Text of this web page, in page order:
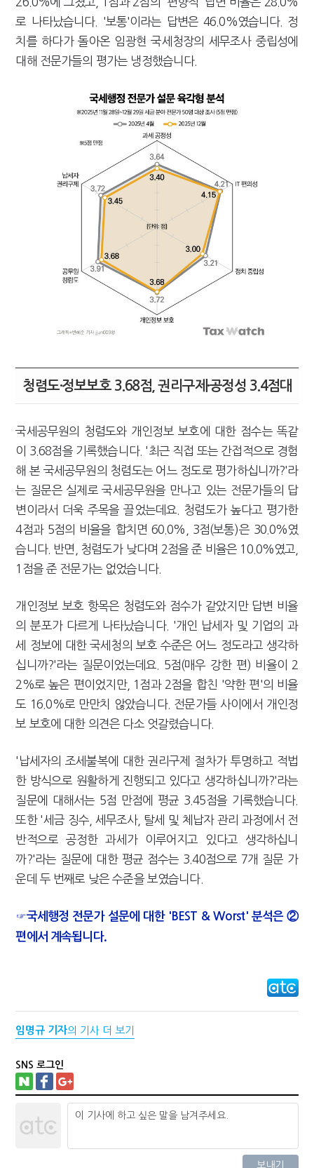
로 나타났습니다. '보통'이라는 답변은 46.0%였습니다. 정
치를 하다가 돌아온 임광현 국세청장의 세무조사 중립성에
대해 전문가들의 평가는 냉정했습니다.
청렴도·정보보호 3.68점, 권리구제·공정성 3.4점대
국세공무원의 청렴도와 개인정보 보호에 대한 점수는 똑같
이 3.68점을 기록했습니다. '최근 직접 또는 간접적으로 경험
해 본 국세공무원의 청렴도는 어느 정도로 평가하십니까?'라
는 질문은 실제로 국세공무원을 만나고 있는 전문가들의 답
변이라서 더욱 주목을 끌었는데요. 청렴도가 높다고 평가한
4점과 5점의 비율을 합치면 60.0%, 3점(보통)은 30.0%였
습니다. 반면, 청렴도가 낮다며 2점을 준 비율은 10.0%였고,
1점을 준 전문가는 없었습니다.
개인정보 보호 항목은 청렴도와 점수가 같았지만 답변 비율
의 분포가 다르게 나타났습니다. '개인 납세자 및 기업의 과
세 정보에 대한 국세청의 보호 수준은 어느 정도라고 생각하
십니까?'라는 질문이었는데요. 5점(매우 강한 편) 비율이 2
2%로 높은 편이었지만, 1점과 2점을 합친 '약한 편'의 비율
도 16.0%로 만만치 않았습니다. 전문가들 사이에서 개인정
보 보호에 대한 의견은 다소 엇갈렸습니다.
'납세자의 조세불복에 대한 권리구제 절차가 투명하고 적법
한 방식으로 원활하게 진행되고 있다고 생각하십니까?'라는
질문에 대해서는 5점 만점에 평균 3.45점을 기록했습니다.
또한 '세금 징수, 세무조사, 탈세 및 체납자 관리 과정에서 전
반적으로 공정한 과세가 이루어지고 있다고 생각하십니
까?'라는 질문에 대한 평균 점수는 3.40점으로 7개 질문 가
운데 두 번째로 낮은 수준을 보였습니다.
☞국세행정 전문가 설문에 대한 'BEST & Worst' 분석은 ②
편에서 계속됩니다.
임명규 기자의 기사 더 보기
SNS 로그인